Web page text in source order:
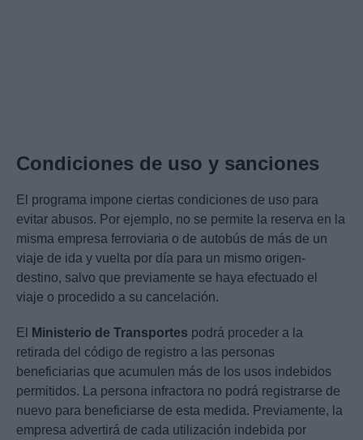
Condiciones de uso y sanciones
El programa impone ciertas condiciones de uso para
evitar abusos. Por ejemplo, no se permite la reserva en la
misma empresa ferroviaria o de autobús de más de un
viaje de ida y vuelta por día para un mismo origen-
destino, salvo que previamente se haya efectuado el
viaje o procedido a su cancelación.
El Ministerio de Transportes podrá proceder a la
retirada del código de registro a las personas
beneficiarias que acumulen más de los usos indebidos
permitidos. La persona infractora no podrá registrarse de
nuevo para beneficiarse de esta medida. Previamente, la
empresa advertirá de cada utilización indebida por